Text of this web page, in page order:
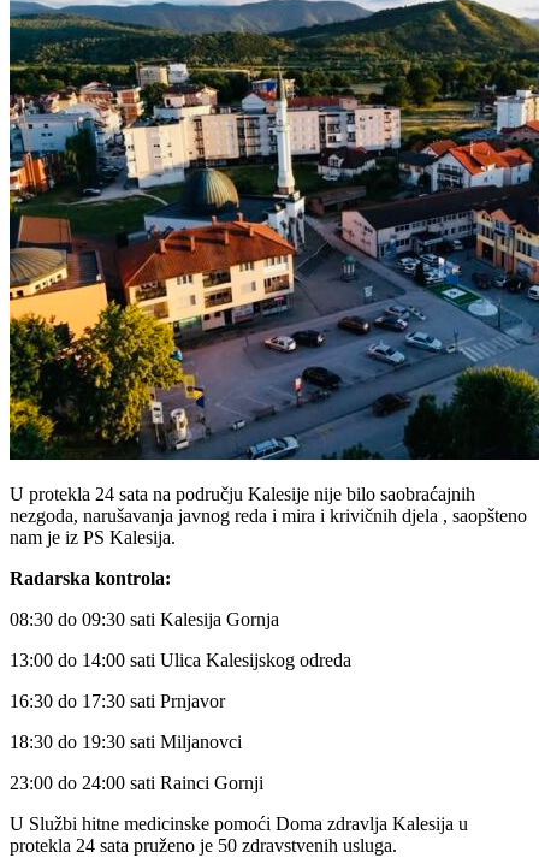
U protekla 24 sata na području Kalesije nije bilo saobraćajnih
nezgoda, narušavanja javnog reda i mira i krivičnih djela , saopšteno
nam je iz PS Kalesija.
Radarska kontrola:
08:30 do 09:30 sati Kalesija Gornja
13:00 do 14:00 sati Ulica Kalesijskog odreda
16:30 do 17:30 sati Prnjavor
18:30 do 19:30 sati Miljanovci
23:00 do 24:00 sati Rainci Gornji
U Službi hitne medicinske pomoći Doma zdravlja Kalesija u
protekla 24 sata pruženo je 50 zdravstvenih usluga.